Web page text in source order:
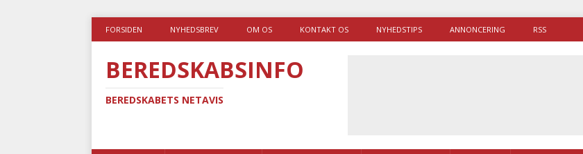
FORSIDEN NYHEDSBREV OM OS KONTAKT OS NYHEDSTIPS ANNONCERING RSS
BEREDSKABSINFO
BEREDSKABETS NETAVIS